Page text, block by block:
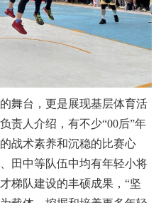
舞台，更是展现基层体育活
责人介绍，有不少“00后”年
战术素养和沉稳的比赛心
田中等队伍中均有年轻小将
梯队建设的丰硕成果，“坚